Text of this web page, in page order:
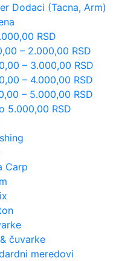
Dodaci (Tacna, Arm)
RSD
– 2.000,00 RSD
– 3.000,00 RSD
– 4.000,00 RSD
– 5.000,00 RSD
5.000,00 RSD
Carp
čuvarke
meredovi